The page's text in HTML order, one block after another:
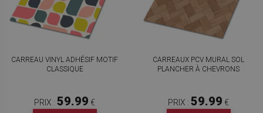
CARREAU VINYL ADHÉSIF MOTIF
CLASSIQUE
PRIX : 59.99 €
CARREAUX PCV MURAL SOL
PLANCHER À CHEVRONS
PRIX : 59.99 €